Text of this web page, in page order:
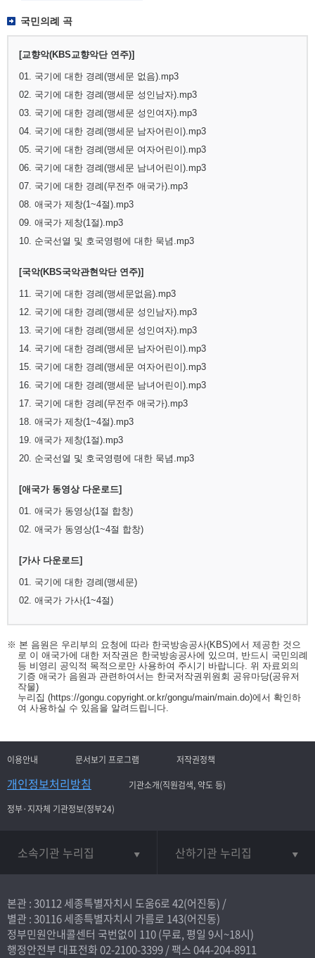
국민의례 곡
[교향악(KBS교향악단 연주)]
01. 국기에 대한 경례(맹세문 없음).mp3
02. 국기에 대한 경례(맹세문 성인남자).mp3
03. 국기에 대한 경례(맹세문 성인여자).mp3
04. 국기에 대한 경례(맹세문 남자어린이).mp3
05. 국기에 대한 경례(맹세문 여자어린이).mp3
06. 국기에 대한 경례(맹세문 남녀어린이).mp3
07. 국기에 대한 경례(무전주 애국가).mp3
08. 애국가 제창(1~4절).mp3
09. 애국가 제창(1절).mp3
10. 순국선열 및 호국영령에 대한 묵념.mp3
[국악(KBS국악관현악단 연주)]
11. 국기에 대한 경례(맹세문없음).mp3
12. 국기에 대한 경례(맹세문 성인남자).mp3
13. 국기에 대한 경례(맹세문 성인여자).mp3
14. 국기에 대한 경례(맹세문 남자어린이).mp3
15. 국기에 대한 경례(맹세문 여자어린이).mp3
16. 국기에 대한 경례(맹세문 남녀어린이).mp3
17. 국기에 대한 경례(무전주 애국가).mp3
18. 애국가 제창(1~4절).mp3
19. 애국가 제창(1절).mp3
20. 순국선열 및 호국영령에 대한 묵념.mp3
[애국가 동영상 다운로드]
01. 애국가 동영상(1절 합창)
02. 애국가 동영상(1~4절 합창)
[가사 다운로드]
01. 국기에 대한 경례(맹세문)
02. 애국가 가사(1~4절)
※ 본 음원은 우리부의 요청에 따라 한국방송공사(KBS)에서 제공한 것으
로 이 애국가에 대한 저작권은 한국방송공사에 있으며, 반드시 국민의례
등 비영리 공익적 목적으로만 사용하여 주시기 바랍니다. 위 자료외의
기증 애국가 음원과 관련하여서는 한국저작권위원회 공유마당(공유저
작물)
누리집 (https://gongu.copyright.or.kr/gongu/main/main.do)에서 확인하
여 사용하실 수 있음을 알려드립니다.
이용안내 문서보기 프로그램 저작권정책
개인정보처리방침
기관소개(직원검색, 약도 등)
정부·지자체 기관정보(정부24)
소속기관 누리집 산하기관 누리집
본관 : 30112 세종특별자치시 도움6로 42(어진동) /
별관 : 30116 세종특별자치시 가름로 143(어진동)
정부민원안내콜센터 국번없이 110(무료, 평일 9시~18시)
행정안전부 대표전화02-2100-3399/ 팩스 044-204-8911